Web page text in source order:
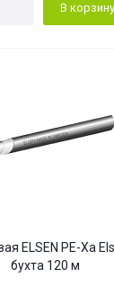
В корзину
ELSEN PE-Xa
бухта 120 м